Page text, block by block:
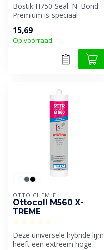
Bostik H750 Seal 'N' Bond
Premium is speciaal
duurzaam elast...
15,69
Op voorraad
OTTO CHEMIE
Ottocoll M560 X-
TREME
Deze universele hybride lijm
heeft een extreem hoge